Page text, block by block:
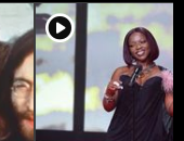
player2